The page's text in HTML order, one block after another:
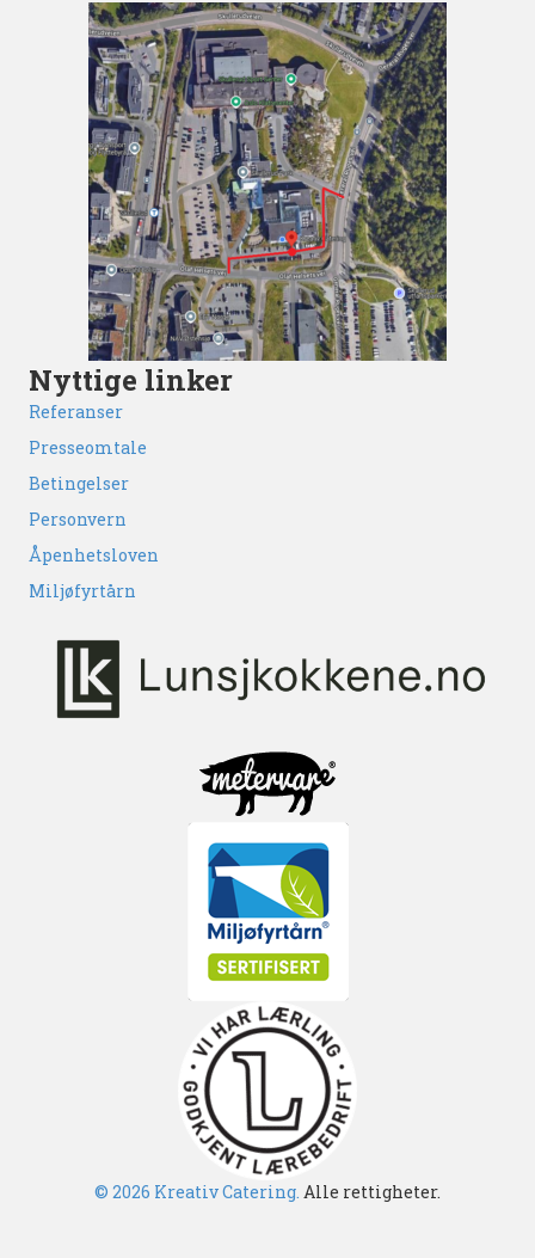
Nyttige linker
Referanser
Presseomtale
Betingelser
Personvern
Åpenhetsloven
Miljøfyrtårn
© 2026 Kreativ Catering. Alle rettigheter.